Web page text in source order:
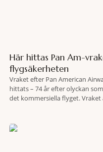
Här hittas Pan Am-
flygsäkerheten
Vraket efter Pan American
hittats – 74 år efter olyckan
det kommersiella flyget.
lokaliserades den 2 juni i år med